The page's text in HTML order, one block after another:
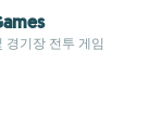
경기장 전투 게임